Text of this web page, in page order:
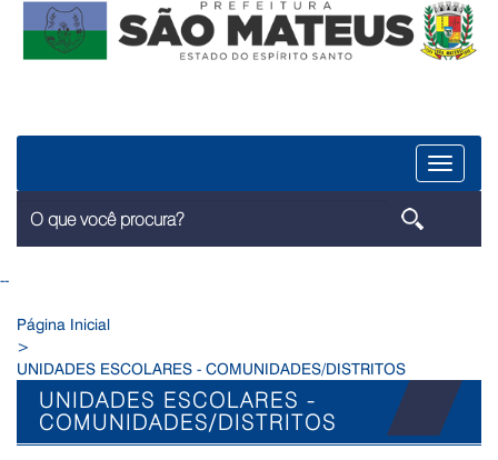
Menu
--
Página Inicial
>
UNIDADES ESCOLARES - COMUNIDADES/DISTRITOS
UNIDADES ESCOLARES -
COMUNIDADES/DISTRITOS